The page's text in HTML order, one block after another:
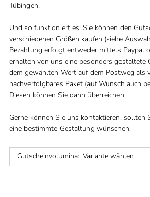
Tübingen.
Und so funktioniert es: Sie können den
verschiedenen Größen kaufen (siehe
Bezahlung erfolgt entweder mittels Paypal
erhalten von uns eine besonders gestaltete
dem gewählten Wert auf dem Postweg als
nachverfolgbares Paket (auf Wunsch auch
Diesen können Sie dann überreichen.
Gerne können Sie uns kontaktieren, sollten
eine bestimmte Gestaltung wünschen.
Gutscheinvolumina: Variante wählen